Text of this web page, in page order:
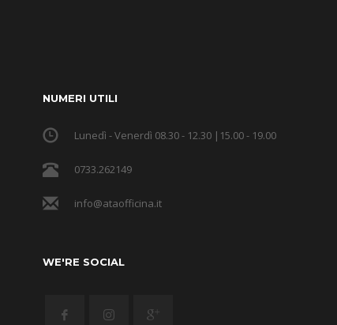
NUMERI UTILI
Lunedì - Venerdì 08.30 - 12.30 |15.00 - 19.00
0733.262149
info@ataofficina.it
WE'RE SOCIAL